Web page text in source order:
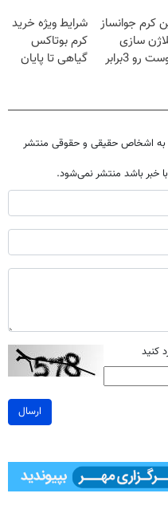
میکنه
کرم جوانساز
سازی
پوست رو 3برابر
شرایط ویژه خرید
کرم بوتاکس
گیاهی تا پایان
به اشخاص حقیقی و حقوقی منتشر
با خبر باشد منتشر نمی‌شود.
کنید
ارسال